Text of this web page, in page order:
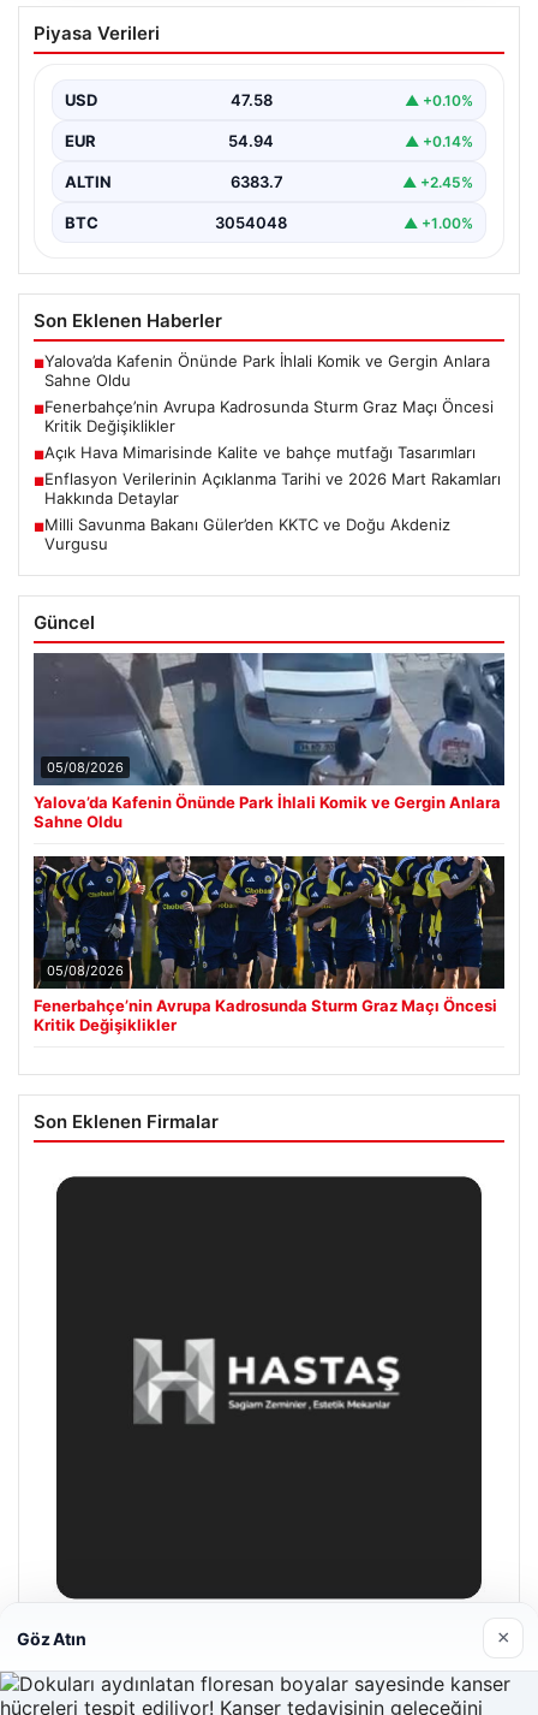
Fenerbahçe’nin Avrupa Kadrosunda
Sturm Graz Maçı Öncesi Kritik
Fenerbahçe, UEFA Şampiyonlar Ligi 3. eleme turu ilk
Piyasa Verileri
USD 47.58 ▲ +0.10%
EUR 54.94 ▲ +0.14%
ALTIN 6383.7 ▲ +2.45%
BTC 3054048 ▲ +1.00%
Son Eklenen Haberler
■Yalova’da Kafenin Önünde Park İhlali Komik ve Gergin Anlara
Sahne Oldu
■Fenerbahçe’nin Avrupa Kadrosunda Sturm Graz Maçı Öncesi
Kritik Değişiklikler
■Açık Hava Mimarisinde Kalite ve bahçe mutfağı Tasarımları
■Enflasyon Verilerinin Açıklanma Tarihi ve 2026 Mart Rakamları
Hakkında Detaylar
■Milli Savunma Bakanı Güler’den KKTC ve Doğu Akdeniz
Vurgusu
Güncel
05/08/2026
Yalova’da Kafenin Önünde Park İhlali Komik ve Gergin Anlara
Sahne Oldu
05/08/2026
Fenerbahçe’nin Avrupa Kadrosunda Sturm Graz Maçı Öncesi
Kritik Değişiklikler
Son Eklenen Firmalar
Hastaş Beton
26/05/2026
Göz Atın ×